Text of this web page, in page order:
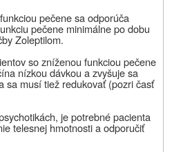
pečene sa odporúča
pečene minimálne po dobu
Zoleptilom.
so zníženou funkciou pečene
nízkou dávkou a zvyšuje sa
sa musí tiež redukovať (pozri časť
je potrebné pacienta
telesnej hmotnosti a odporučiť